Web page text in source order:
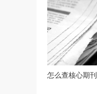
怎么查核心期刊